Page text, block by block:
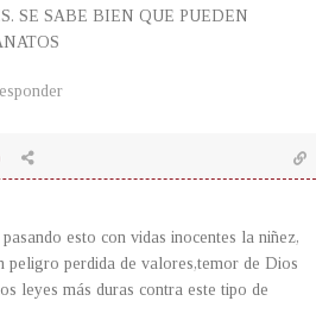
SE SABE BIEN QUE PUEDEN
esto con vidas inocentes la niñez,
peligro perdida de valores,temor de Dios
leyes más duras contra este tipo de